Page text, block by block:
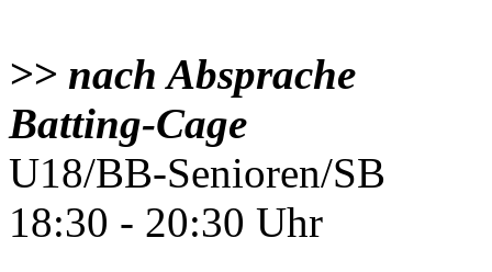
>> nach Absprache
Batting-Cage
U18/BB-Senioren/SB
18:30 - 20:30 Uhr